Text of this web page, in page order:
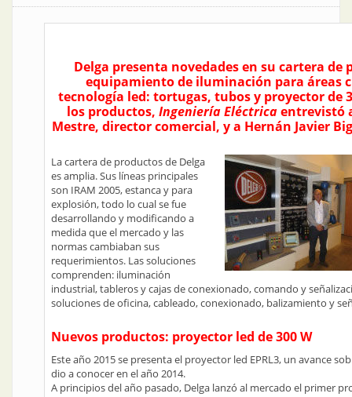
Delga presenta novedades en su cartera de
equipamiento de iluminación para áreas
tecnología led: tortugas, tubos y proyector de
los productos, Ingeniería Eléctricaentrevistó
Mestre, director comercial, y a Hernán Javier
La cartera de productos de Delga
es amplia. Sus líneas principales
son IRAM 2005, estanca y para
explosión, todo lo cual se fue
desarrollando y modificando a
medida que el mercado y las
normas cambiaban sus
requerimientos. Las soluciones
comprenden: iluminación
industrial, tableros y cajas de conexionado, comando y
soluciones de oficina, cableado, conexionado, balizamiento y
Nuevos productos: proyector led de 300 W
Este año 2015 se presenta el proyector led EPRL3, un avance
dio a conocer en el año 2014.
A principios del año pasado, Delga lanzó al mercado el primer